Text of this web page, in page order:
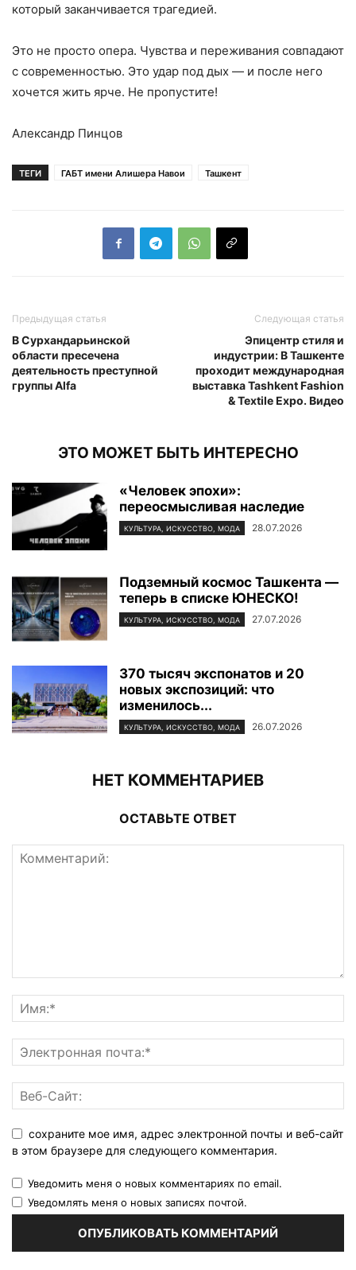
который заканчивается трагедией.
Это не просто опера. Чувства и переживания совпадают
с современностью. Это удар под дых — и после него
хочется жить ярче. Не пропустите!
Александр Пинцов
ТЕГИ ГАБТ имени Алишера Навои Ташкент
Предыдущая статья
В Сурхандарьинской
области пресечена
деятельность преступной
группы Alfa
Следующая статья
Эпицентр стиля и
индустрии: В Ташкенте
проходит международная
выставка Tashkent Fashion
& Textile Expo. Видео
ЭТО МОЖЕТ БЫТЬ ИНТЕРЕСНО
«Человек эпохи»:
переосмысливая наследие
КУЛЬТУРА, ИСКУССТВО, МОДА 28.07.2026
Подземный космос Ташкента —
теперь в списке ЮНЕСКО!
КУЛЬТУРА, ИСКУССТВО, МОДА 27.07.2026
370 тысяч экспонатов и 20
новых экспозиций: что
изменилось...
КУЛЬТУРА, ИСКУССТВО, МОДА 26.07.2026
НЕТ КОММЕНТАРИЕВ
ОСТАВЬТЕ ОТВЕТ
сохраните мое имя, адрес электронной почты и веб-сайт
в этом браузере для следующего комментария.
Уведомить меня о новых комментариях по email.
Уведомлять меня о новых записях почтой.